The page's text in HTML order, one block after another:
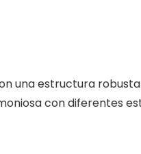
una estructura
con diferentes